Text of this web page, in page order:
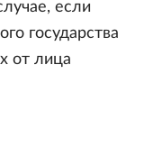
если
государства
от лица